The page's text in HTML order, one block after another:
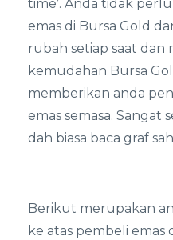
time’. Anda tidak
emas di Bursa Gold
rubah setiap saat dan
kemudahan Bursa
memberikan anda
emas semasa. Sangat
dah biasa baca graf
Berikut merupakan
ke atas pembeli emas